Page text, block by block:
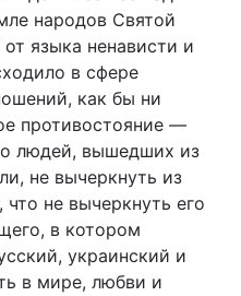
народов Святой
языка ненависти и
в сфере
как бы ни
противостояние —
людей, вышедших из
не вычеркнуть из
не вычеркнуть его
в котором
украинский и
в мире, любви и